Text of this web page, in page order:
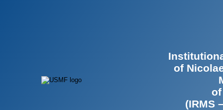
of
(IRMS